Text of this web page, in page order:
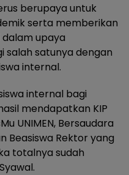
berupaya untuk
serta memberikan
upaya
salah satunya dengan
internal.
internal bagi
mendapatkan KIP
UNIMEN, Bersaudara
Beasiswa Rektor yang
totalnya sudah